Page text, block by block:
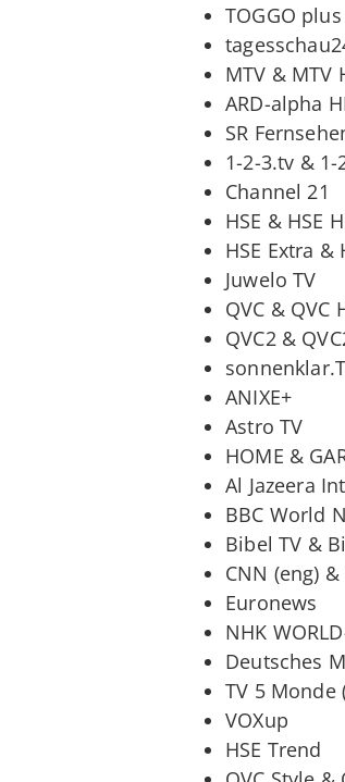
TOGGO plus
MTV & MTV
ARD-alpha
SR
1-2-3.tv & 1-
Channel 21
HSE & HSE
HSE Extra &
Juwelo TV
QVC & QVC
QVC2 &
ANIXE+
Astro TV
HOME &
Al Jazeera
BBC World
Bibel TV &
CNN (eng)
Euronews
NHK
Deutsches
TV 5 Monde
VOXup
HSE Trend